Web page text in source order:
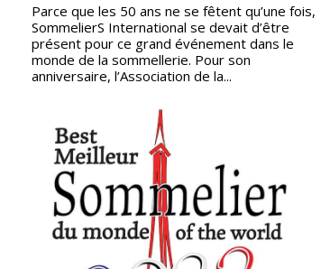
Parce que les 50 ans ne se fêtent qu’une fois,
SommelierS International se devait d’être
présent pour ce grand événement dans le
monde de la sommellerie. Pour son
anniversaire, l’Association de la...